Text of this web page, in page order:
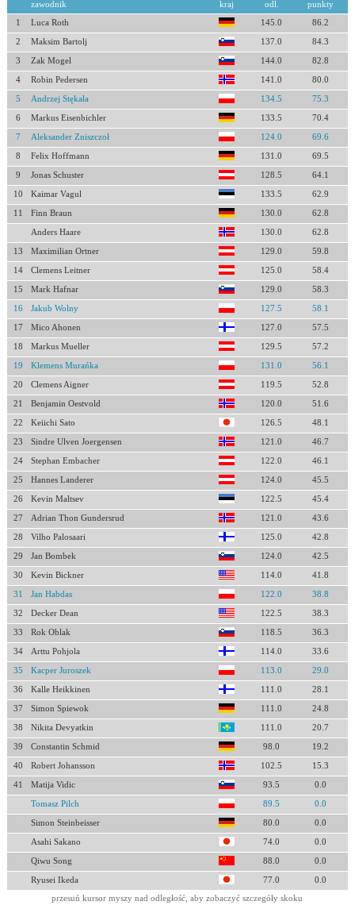
zawodnik kraj odl. punkty
1 Luca Roth 145.0 86.2
2 Maksim Bartolj 137.0 84.3
3 Zak Mogel 144.0 82.8
4 Robin Pedersen 141.0 80.0
5 Andrzej Stękała 134.5 75.3
6 Markus Eisenbichler 133.5 70.4
7 Aleksander Zniszczoł 124.0 69.6
8 Felix Hoffmann 131.0 69.5
9 Jonas Schuster 128.5 64.1
10 Kaimar Vagul 133.5 62.9
11 Finn Braun 130.0 62.8
Anders Haare 130.0 62.8
13 Maximilian Ortner 129.0 59.8
14 Clemens Leitner 125.0 58.4
15 Mark Hafnar 129.0 58.3
16 Jakub Wolny 127.5 58.1
17 Mico Ahonen 127.0 57.5
18 Markus Mueller 129.5 57.2
19 Klemens Murańka 131.0 56.1
20 Clemens Aigner 119.5 52.8
21 Benjamin Oestvold 120.0 51.6
22 Keiichi Sato 126.5 48.1
23 Sindre Ulven Joergensen 121.0 46.7
24 Stephan Embacher 122.0 46.1
25 Hannes Landerer 124.0 45.5
26 Kevin Maltsev 122.5 45.4
27 Adrian Thon Gundersrud 121.0 43.6
28 Vilho Palosaari 125.0 42.8
29 Jan Bombek 124.0 42.5
30 Kevin Bickner 114.0 41.8
31 Jan Habdas 122.0 38.8
32 Decker Dean 122.5 38.3
33 Rok Oblak 118.5 36.3
34 Arttu Pohjola 114.0 33.6
35 Kacper Juroszek 113.0 29.0
36 Kalle Heikkinen 111.0 28.1
37 Simon Spiewok 111.0 24.8
38 Nikita Devyatkin 111.0 20.7
39 Constantin Schmid 98.0 19.2
40 Robert Johansson 102.5 15.3
41 Matija Vidic 93.5 0.0
Tomasz Pilch 89.5 0.0
Simon Steinbeisser 80.0 0.0
Asahi Sakano 74.0 0.0
Qiwu Song 88.0 0.0
Ryusei Ikeda 77.0 0.0
przesuń kursor myszy nad odległość, aby zobaczyć szczegóły skoku